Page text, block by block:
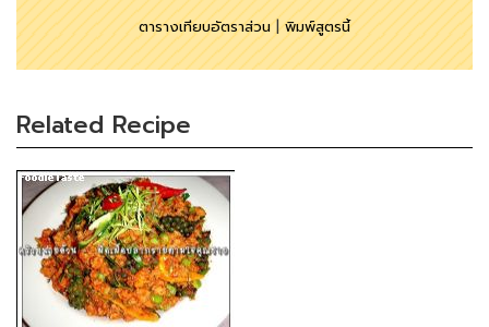
ตารางเทียบอัตราส่วน|พิมพ์สูตรนี้
Related Recipe